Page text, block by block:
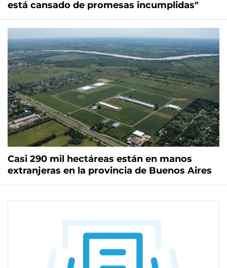
está cansado de promesas incumplidas"
Casi 290 mil hectáreas están en manos
extranjeras en la provincia de Buenos Aires